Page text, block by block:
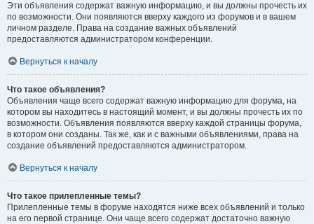
Эти объявления содержат важную информацию, и вы должны прочесть их
по возможности. Они появляются вверху каждого из форумов и в вашем
личном разделе. Права на создание важных объявлений
предоставляются администратором конференции.
Вернуться к началу
Что такое объявления?
Объявления чаще всего содержат важную информацию для форума, на
котором вы находитесь в настоящий момент, и вы должны прочесть их по
возможности. Объявления появляются вверху каждой страницы форума,
в котором они созданы. Так же, как и с важными объявлениями, права на
создание объявлений предоставляются администратором.
Вернуться к началу
Что такое прилепленные темы?
Прилепленные темы в форуме находятся ниже всех объявлений и только
на его первой странице. Они чаще всего содержат достаточно важную